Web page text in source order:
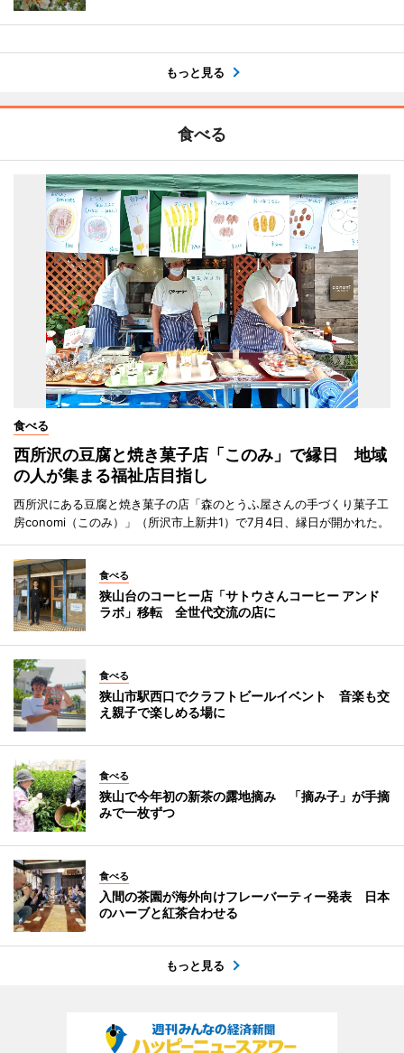
もっと見る
食べる
食べる
西所沢の豆腐と焼き菓子店「このみ」で縁日 地域
の人が集まる福祉店目指し
西所沢にある豆腐と焼き菓子の店「森のとうふ屋さんの手づくり菓子工
房conomi（このみ）」（所沢市上新井1）で7月4日、縁日が開かれた。
食べる
狭山台のコーヒー店「サトウさんコーヒー アンド
ラボ」移転 全世代交流の店に
食べる
狭山市駅西口でクラフトビールイベント 音楽も交
え親子で楽しめる場に
食べる
狭山で今年初の新茶の露地摘み 「摘み子」が手摘
みで一枚ずつ
食べる
入間の茶園が海外向けフレーバーティー発表 日本
のハーブと紅茶合わせる
もっと見る